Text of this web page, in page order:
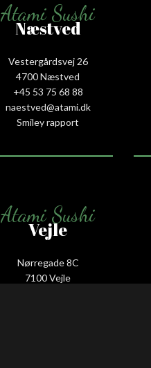
Atami Sushi
Næstved
Vestergårdsvej 26
4700 Næstved
+45 53 75 68 88
naestved@atami.dk
Smiley rapport
Atami Sushi
Vejle
Nørregade 8C
7100 Vejle